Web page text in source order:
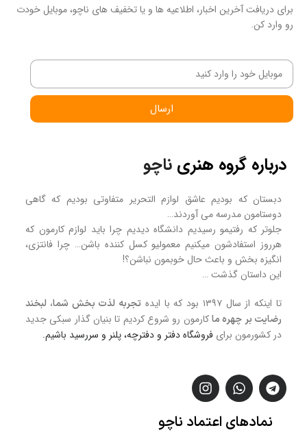
برای دریافت آخرین اخبار، اطلاعیه ها و یا تخفیف های ناچو، موبایل خودت
رو وارد کن.
ارسال
درباره گروه هنری ناچو
دبستان که بودیم عاشق لوازم التحریر متفاوتی بودیم که گاهی
دوستامون مدرسه می آوردند…
جلوتر که رفتیمو رسیدیم دانشگاه دیدیم چرا باید لوازم کارمون که
هرروز استفادشون میکنیم معمولیو کسل کننده باشن… چرا فانتزی،
انگیزه بخش و باعث حال خوبمون نباشن؟!
این داستان گذشت …
تا اینکه از سال ۱۳۹۷ بود که با ایده
تجربه لذت بخش شما، لبخند
رضایت بر چهره ماکارمون رو شروع کردیم تا بنیان گذار سبکی جدید
در کشورمون برای فروشگاهدفتر و دفترچه، پلنر و سررسید باشیم.
نمادهای اعتماد ناچو